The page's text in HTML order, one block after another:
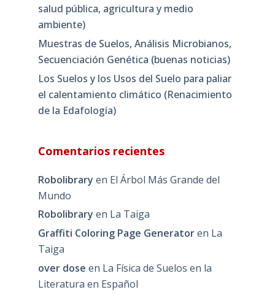
salud pública, agricultura y medio
ambiente)
Muestras de Suelos, Análisis Microbianos,
Secuenciación Genética (buenas noticias)
Los Suelos y los Usos del Suelo para paliar
el calentamiento climático (Renacimiento
de la Edafología)
Comentarios recientes
Robolibrary en El Árbol Más Grande del
Mundo
Robolibrary en La Taiga
Graffiti Coloring Page Generatoren La
Taiga
over dose en La Física de Suelos en la
Literatura en Español